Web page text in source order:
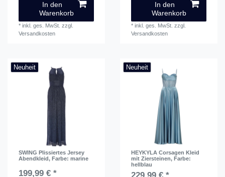
In den
Warenkorb
*inkl. ges. MwSt. zzgl.
Versandkosten
In den
Warenkorb
*inkl. ges. MwSt. zzgl.
Versandkosten
Neuheit
SWING Plissiertes Jersey
Abendkleid, Farbe: marine
199,99 € *
Neuheit
HEYKYLA Corsagen Kleid
mit Ziersteinen, Farbe:
hellblau